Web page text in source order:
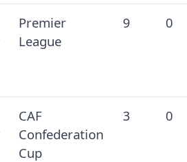
Premier
League
9 0
CAF
Confederation
Cup
3 0